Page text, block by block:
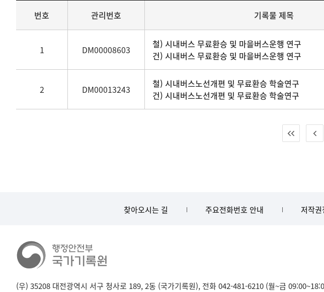
표로
관리번호,
기록물
생산기관명,
번호 관리번호 기록물 제목
1 DM00008603
철) 시내버스 무료환승 및 마을버스운행 연구
건) 시내버스 무료환승 및 마을버스운행 연구
2 DM00013243
철) 시내버스노선개편 및 무료환승 학술연구
건) 시내버스노선개편 및 무료환승 학술연구
찾아오시는 길 주요전화번호 안내 저작권
(우) 35208 대전광역시 서구 청사로 189, 2동 (국가기록원), 전화 042-481-6210 (월~금